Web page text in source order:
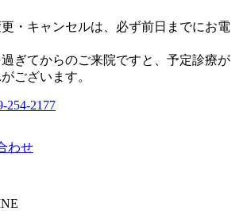
更・キャンセルは、必ず前日までにお電
過ぎてからのご来院ですと、予定診療が
ございます。
254-2177
わせ